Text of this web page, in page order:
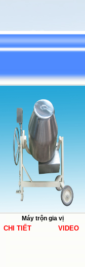
Máy trộn gia vị
CHI TIẾT VIDEO